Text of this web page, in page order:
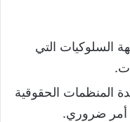
السلوكيات التي
المنظمات الحقوقية
أمر ضروري.